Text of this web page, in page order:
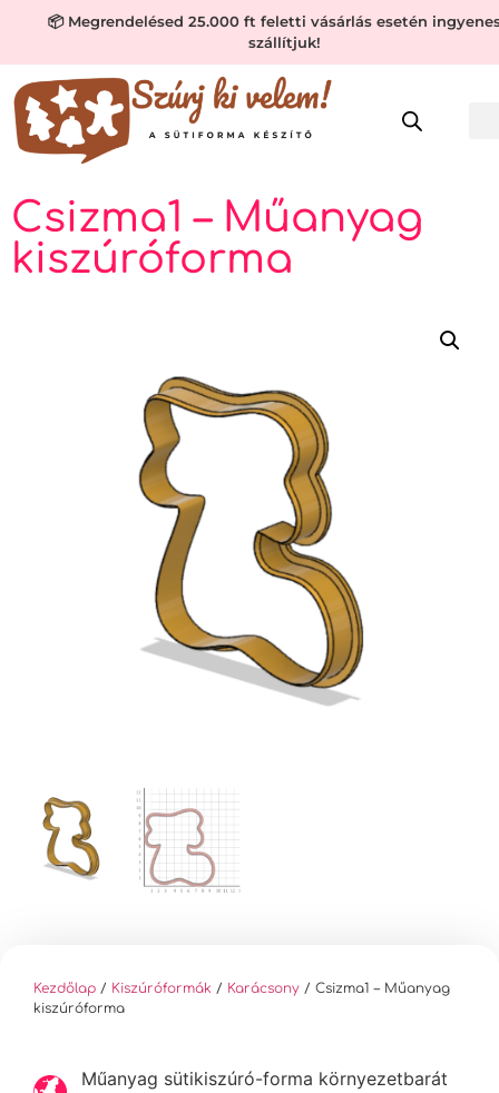
📦 Megrendelésed 25.000 ft feletti vásárlás esetén
szállítjuk!
Csizma1 – Műanyag
kiszúróforma
Kezdőlap / Kiszúróformák / Karácsony / Csizma1 – Műanyag
kiszúróforma
Műanyag sütikiszúró-forma környezetbarát